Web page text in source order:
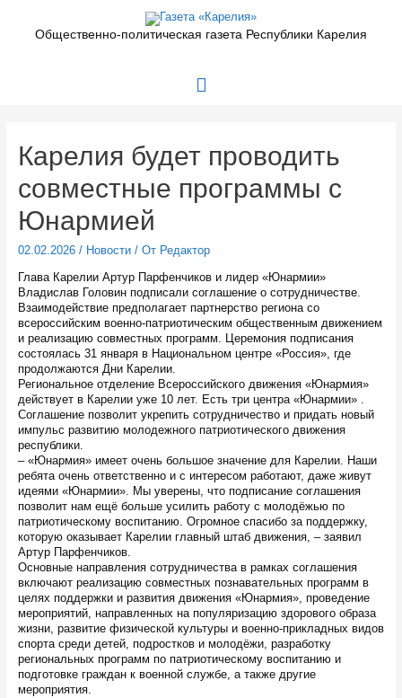
содержимомуОбщественно-политическая газета Республики Карелия
Главное
Карелия будет проводить
совместные программы с
Юнармией
02.02.2026/ Новости/ От Редактор
Глава Карелии Артур Парфенчиков и лидер «Юнармии»
Владислав Головин подписали соглашение о сотрудничестве.
Взаимодействие предполагает партнерство региона со
всероссийским военно-патриотическим общественным движением
и реализацию совместных программ. Церемония подписания
состоялась 31 января в Национальном центре «Россия», где
продолжаются Дни Карелии.
Региональное отделение Всероссийского движения «Юнармия»
действует в Карелии уже 10 лет. Есть три центра «Юнармии» .
Соглашение позволит укрепить сотрудничество и придать новый
импульс развитию молодежного патриотического движения
республики.
– «Юнармия» имеет очень большое значение для Карелии. Наши
ребята очень ответственно и с интересом работают, даже живут
идеями «Юнармии». Мы уверены, что подписание соглашения
позволит нам ещё больше усилить работу с молодёжью по
патриотическому воспитанию. Огромное спасибо за поддержку,
которую оказывает Карелии главный штаб движения, – заявил
Артур Парфенчиков.
Основные направления сотрудничества в рамках соглашения
включают реализацию совместных познавательных программ в
целях поддержки и развития движения «Юнармия», проведение
мероприятий, направленных на популяризацию здорового образа
жизни, развитие физической культуры и военно-прикладных видов
спорта среди детей, подростков и молодёжи, разработку
региональных программ по патриотическому воспитанию и
подготовке граждан к военной службе, а также другие
мероприятия.